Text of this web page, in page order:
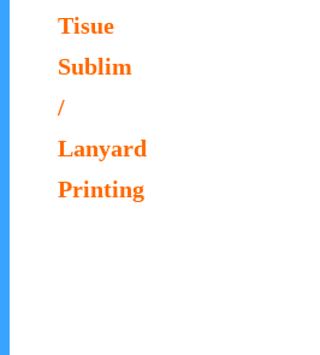
Tisue
Sublim
/
Lanyard
Printing